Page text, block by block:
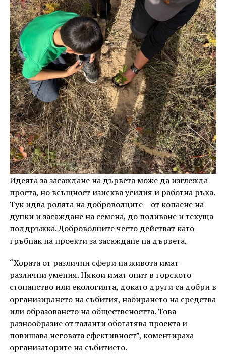
Идеята за засаждане на дървета може да изглежда
проста, но всъщност изисква усилия и работна ръка.
Тук идва ролята на доброволците – от копаене на
дупки и засаждане на семена, до поливане и текуща
поддръжка. Доброволците често действат като
гръбнак на проекти за засаждане на дървета.
“Хората от различни сфери на живота имат
различни умения. Някои имат опит в горското
стопанство или екологията, докато други са добри в
организирането на събития, набирането на средства
или образоването на обществеността. Това
разнообразие от таланти обогатява проекта и
повишава неговата ефективност”, коментираха
организаторите на събитието.